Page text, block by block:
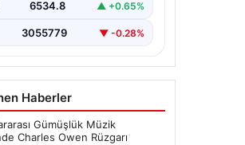
6534.8 ▲ +0.65%
3055779 ▼ -0.28%
Haberler
Gümüşlük Müzik
Charles Owen Rüzgarı